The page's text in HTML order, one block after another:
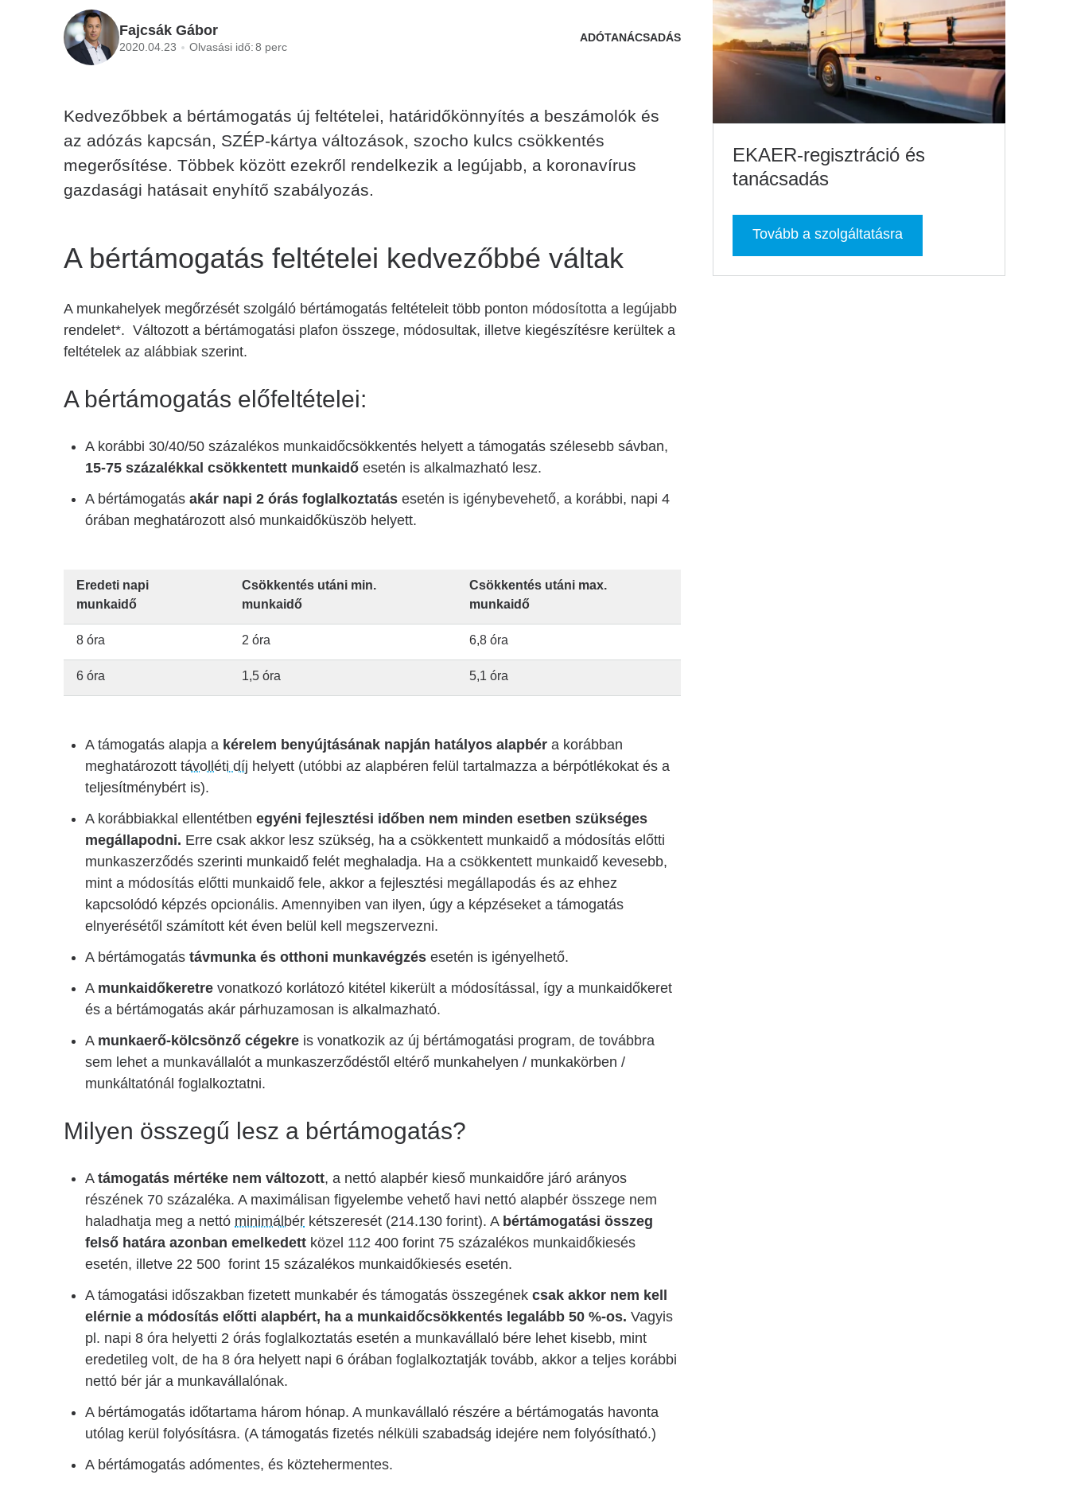
Fajcsák Gábor
2020.04.23 Olvasási idő:8 perc
ADÓTANÁCSADÁS
Kedvezőbbek a bértámogatás új feltételei, határidőkönnyítés a beszámolók és
az adózás kapcsán, SZÉP-kártya változások, szocho kulcs csökkentés
megerősítése. Többek között ezekről rendelkezik a legújabb, a koronavírus
gazdasági hatásait enyhítő szabályozás.
A bértámogatás feltételei kedvezőbbé váltak
A munkahelyek megőrzését szolgáló bértámogatás feltételeit több ponton módosította a legújabb
rendelet*. Változott a bértámogatási plafon összege, módosultak, illetve kiegészítésre kerültek a
feltételek az alábbiak szerint.
A bértámogatás előfeltételei:
A korábbi 30/40/50 százalékos munkaidőcsökkentés helyett a támogatás szélesebb sávban,
15-75 százalékkal csökkentett munkaidő esetén is alkalmazható lesz.
A bértámogatás akár napi 2 órás foglalkoztatás esetén is igénybevehető, a korábbi, napi 4
órában meghatározott alsó munkaidőküszöb helyett.
Eredeti napi
munkaidő
Csökkentés utáni min.
munkaidő
Csökkentés utáni max.
munkaidő
8 óra 2 óra 6,8 óra
6 óra 1,5 óra 5,1 óra
A támogatás alapja a kérelem benyújtásának napján hatályos alapbér a korábban
meghatározott távolléti díj helyett (utóbbi az alapbéren felül tartalmazza a bérpótlékokat és a
teljesítménybért is).
A korábbiakkal ellentétben egyéni fejlesztési időben nem minden esetben szükséges
megállapodni. Erre csak akkor lesz szükség, ha a csökkentett munkaidő a módosítás előtti
munkaszerződés szerinti munkaidő felét meghaladja. Ha a csökkentett munkaidő kevesebb,
mint a módosítás előtti munkaidő fele, akkor a fejlesztési megállapodás és az ehhez
kapcsolódó képzés opcionális. Amennyiben van ilyen, úgy a képzéseket a támogatás
elnyerésétől számított két éven belül kell megszervezni.
A bértámogatás távmunka és otthoni munkavégzés esetén is igényelhető.
A munkaidőkeretre vonatkozó korlátozó kitétel kikerült a módosítással, így a munkaidőkeret
és a bértámogatás akár párhuzamosan is alkalmazható.
A munkaerő-kölcsönző cégekre is vonatkozik az új bértámogatási program, de továbbra
sem lehet a munkavállalót a munkaszerződéstől eltérő munkahelyen / munkakörben /
munkáltatónál foglalkoztatni.
Milyen összegű lesz a bértámogatás?
A támogatás mértéke nem változott, a nettó alapbér kieső munkaidőre járó arányos
részének 70 százaléka. A maximálisan figyelembe vehető havi nettó alapbér összege nem
haladhatja meg a nettó minimálbér kétszeresét (214.130 forint). A bértámogatási összeg
felső határa azonban emelkedett közel 112 400 forint 75 százalékos munkaidőkiesés
esetén, illetve 22 500 forint 15 százalékos munkaidőkiesés esetén.
A támogatási időszakban fizetett munkabér és támogatás összegének csak akkor nem kell
elérnie a módosítás előtti alapbért, ha a munkaidőcsökkentés legalább 50 %-os. Vagyis
pl. napi 8 óra helyetti 2 órás foglalkoztatás esetén a munkavállaló bére lehet kisebb, mint
eredetileg volt, de ha 8 óra helyett napi 6 órában foglalkoztatják tovább, akkor a teljes korábbi
nettó bér jár a munkavállalónak.
A bértámogatás időtartama három hónap. A munkavállaló részére a bértámogatás havonta
utólag kerül folyósításra. (A támogatás fizetés nélküli szabadság idejére nem folyósítható.)
A bértámogatás adómentes, és köztehermentes.
EKAER-regisztráció és
tanácsadás
Tovább a szolgáltatásra